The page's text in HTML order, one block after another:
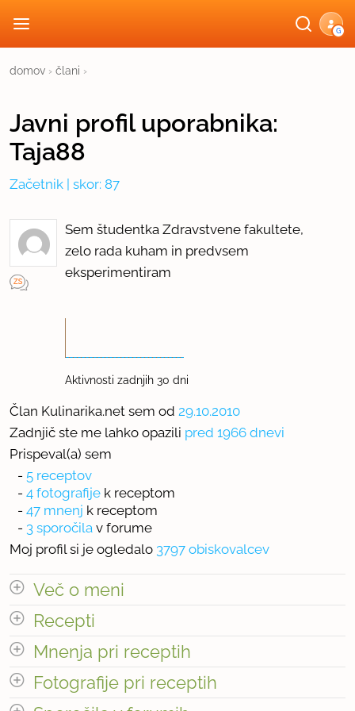
G
domov › člani ›
Javni profiluporabnika:
Taja88
Začetnik | skor: 87
Sem študentka Zdravstvene fakultete,
zelo rada kuham in predvsem
eksperimentiram
Aktivnosti zadnjih 30 dni
Član Kulinarika.net sem od 29.10.2010
Zadnjič ste me lahko opazili pred 1966 dnevi
Prispeval(a) sem
- 5 receptov
- 4 fotografije k receptom
- 47 mnenj k receptom
- 3 sporočila v forume
Moj profil si je ogledalo 3797 obiskovalcev
Več o meni
Najljubša kuharska oddaja
Ramsay rešuje kuhinje
Recepti
Število receptov: 5
Mnenja pri receptih
odpri vse
Fotografije pri receptih